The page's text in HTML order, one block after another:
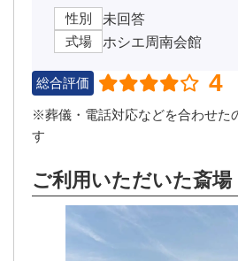
性別
未回答
式場
ホシエ周南会館
総合評価 4
※葬儀・電話対応などを合わせた
す
ご利用いただいた斎場